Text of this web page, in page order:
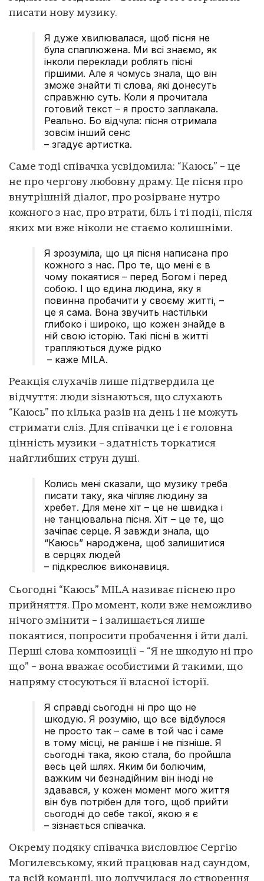
писати нову музику.
Я дуже хвилювалася, щоб пісня не
була спаплюжена. Ми всі знаємо, як
інколи переклади роблять пісні
гіршими. Але я чомусь знала, що він
зможе знайти ті слова, які донесуть
справжню суть. Коли я прочитала
готовий текст – я просто заплакала.
Реально. Бо відчула: пісня отримала
зовсім інший сенс
– згадує артистка.
Саме тоді співачка усвідомила: “Каюсь” – це
не про чергову любовну драму. Це пісня про
внутрішній діалог, про розірване нутро
кожного з нас, про втрати, біль і ті події, після
яких ми вже ніколи не стаємо колишніми.
Я зрозуміла, що ця пісня написана про
кожного з нас. Про те, що мені є в
чому покаятися – перед Богом і перед
собою. І що єдина людина, яку я
повинна пробачити у своєму житті, –
це я сама. Вона звучить настільки
глибоко і широко, що кожен знайде в
ній свою історію. Такі пісні в житті
трапляються дуже рідко
– каже MILA.
Реакція слухачів лише підтвердила це
відчуття: люди зізнаються, що слухають
“Каюсь” по кілька разів на день і не можуть
стримати сліз. Для співачки це і є головна
цінність музики – здатність торкатися
найглибших струн душі.
Колись мені сказали, що музику треба
писати таку, яка чіпляє людину за
хребет. Для мене хіт – це не швидка і
не танцювальна пісня. Хіт – це те, що
зачіпає серце. Я завжди знала, що
“Каюсь” народжена, щоб залишитися
в серцях людей
– підкреслює виконавиця.
Сьогодні “Каюсь” MILA називає піснею про
прийняття. Про момент, коли вже неможливо
нічого змінити – і залишається лише
покаятися, попросити пробачення і йти далі.
Перші слова композиції – “Я не шкодую ні про
що” – вона вважає особистими й такими, що
напряму стосуються її власної історії.
Я справді сьогодні ні про що не
шкодую. Я розумію, що все відбулося
не просто так – саме в той час і саме
в тому місці, не раніше і не пізніше. Я
сьогодні така, якою стала, бо пройшла
весь цей шлях. Яким би болючим,
важким чи безнадійним він іноді не
здавався, у кожен момент мого життя
він був потрібен для того, щоб прийти
сьогодні до себе такої, якою я є
– зізнається співачка.
Окрему подяку співачка висловлює Сергію
Могилевському, який працював над саундом,